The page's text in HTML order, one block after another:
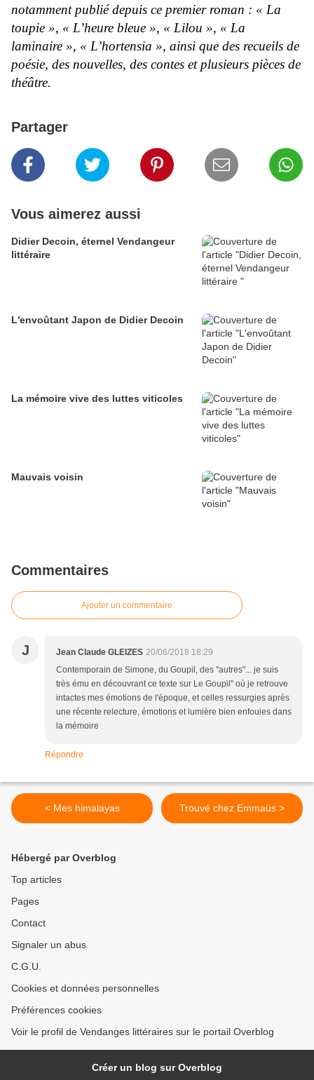
notamment publié depuis ce premier roman : « La
toupie », « L’heure bleue », « Lilou », « La
laminaire », « L’hortensia », ainsi que des recueils de
poésie, des nouvelles, des contes et plusieurs pièces de
théâtre.
Partager
Vous aimerez aussi
Didier Decoin, éternel Vendangeur
littéraire
L'envoûtant Japon de Didier Decoin
La mémoire vive des luttes viticoles
Mauvais voisin
Commentaires
Ajouter un commentaire
J Jean Claude GLEIZES 20/06/2018 18:29
Contemporain de Simone, du Goupil, des "autres"... je suis
très ému en découvrant ce texte sur Le Goupil" où je retrouve
intactes mes émotions de l'époque, et celles ressurgies après
une récente relecture, émotions et lumière bien enfouies dans
la mémoire
Répondre
< Mes himalayas Trouvé chez Emmaüs >
Hébergé par Overblog
Top articles
Pages
Contact
Signaler un abus
C.G.U.
Cookies et données personnelles
Préférences cookies
Voir le profil de Vendanges littéraires sur le portail Overblog
Créer un blog sur Overblog